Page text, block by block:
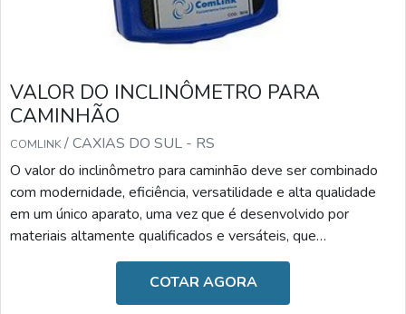
VALOR DO INCLINÔMETRO PARA
CAMINHÃO
COMLINK/ CAXIAS DO SUL - RS
O valor do inclinômetro para caminhão deve ser combinado
com modernidade, eficiência, versatilidade e alta qualidade
em um único aparato, uma vez que é desenvolvido por
materiais altamente qualificados e versáteis, que
desempenham a sua função com a maestria. Diante desses
benefícios, o valor torna-se o fator menos relevante.A
IMPORTÂNCIA DO DISPOSITIVO NO DIA A DIAAs
COTAR AGORA